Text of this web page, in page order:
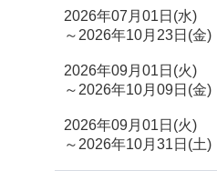
2026年07月01日(水)
～2026年10月23日(金)
2026年09月01日(火)
～2026年10月09日(金)
2026年09月01日(火)
～2026年10月31日(土)